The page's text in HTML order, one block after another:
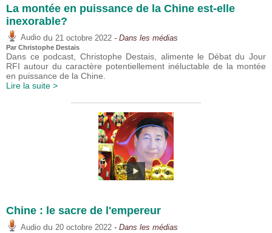
La montée en puissance de la Chine est-elle
inexorable?
Audio du 21 octobre 2022 - Dans les médias
Par Christophe Destais
Dans ce podcast, Christophe Destais, alimente le Débat du Jour
RFI autour du caractère potentiellement inéluctable de la montée
en puissance de la Chine.
Lire la suite >
Chine : le sacre de l'empereur
Audio du 20 octobre 2022 - Dans les médias